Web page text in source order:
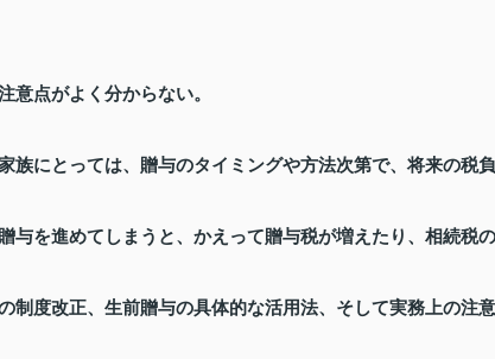
意点がよく分からない。
族にとっては、贈与のタイミングや方法次第で、将来の税負
与を進めてしまうと、かえって贈与税が増えたり、相続税の
制度改正、生前贈与の具体的な活用法、そして実務上の注意